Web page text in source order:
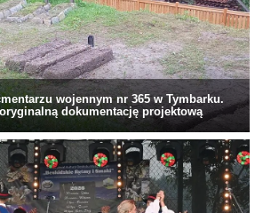
wojennym nr 365 w Tymbarku.
dokumentację projektową